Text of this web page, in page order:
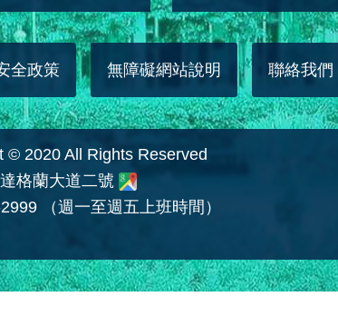
全政策 無障礙網站說明 聯絡我們
© 2020 All Rights Reserved
格蘭大道二號
（週一至週五上班時間）